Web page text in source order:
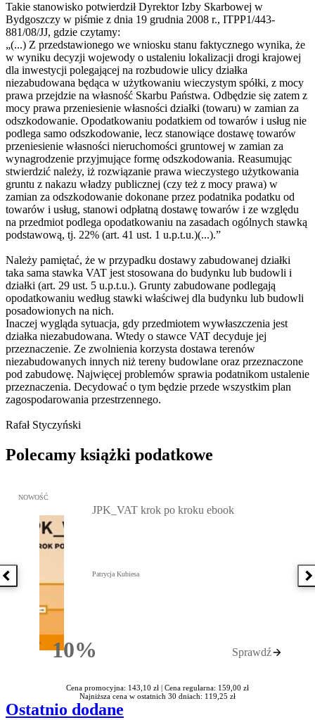
Takie stanowisko potwierdził Dyrektor Izby Skarbowej w
Bydgoszczy w piśmie z dnia 19 grudnia 2008 r., ITPP1/443-
881/08/JJ, gdzie czytamy:
„(...) Z przedstawionego we wniosku stanu faktycznego wynika, że
w wyniku decyzji wojewody o ustaleniu lokalizacji drogi krajowej
dla inwestycji polegającej na rozbudowie ulicy działka
niezabudowana będąca w użytkowaniu wieczystym spółki, z mocy
prawa przejdzie na własność Skarbu Państwa. Odbędzie się zatem z
mocy prawa przeniesienie własności działki (towaru) w zamian za
odszkodowanie. Opodatkowaniu podatkiem od towarów i usług nie
podlega samo odszkodowanie, lecz stanowiące dostawę towarów
przeniesienie własności nieruchomości gruntowej w zamian za
wynagrodzenie przyjmujące formę odszkodowania. Reasumując
stwierdzić należy, iż rozwiązanie prawa wieczystego użytkowania
gruntu z nakazu władzy publicznej (czy też z mocy prawa) w
zamian za odszkodowanie dokonane przez podatnika podatku od
towarów i usług, stanowi odpłatną dostawę towarów i ze względu
na przedmiot podlega opodatkowaniu na zasadach ogólnych stawką
podstawową, tj. 22% (art. 41 ust. 1 u.p.t.u.)(...).”
Należy pamiętać, że w przypadku dostawy zabudowanej działki
taka sama stawka VAT jest stosowana do budynku lub budowli i
działki (art. 29 ust. 5 u.p.t.u.). Grunty zabudowane podlegają
opodatkowaniu według stawki właściwej dla budynku lub budowli
posadowionych na nich.
Inaczej wygląda sytuacja, gdy przedmiotem wywłaszczenia jest
działka niezabudowana. Wtedy o stawce VAT decyduje jej
przeznaczenie. Ze zwolnienia korzysta dostawa terenów
niezabudowanych innych niż tereny budowlane oraz przeznaczone
pod zabudowę. Najwięcej problemów sprawia podatnikom ustalenie
przeznaczenia. Decydować o tym będzie przede wszystkim plan
zagospodarowania przestrzennego.
Rafał Styczyński
Polecamy książki podatkowe
Poprzednia książka
Przejdź do: JPK_VAT krok po kroku ebook, Patrycja Kubiesa -
NOWOŚĆ
10%Rabatu
JPK_VAT krok po kroku ebook
Patrycja Kubiesa
Sprawdź
Cena promocyjna: 143,10 zł | Cena regularna: 159,00 zł
Najniższa cena w ostatnich 30 dniach: 119,25 zł
Ostatnio dodane